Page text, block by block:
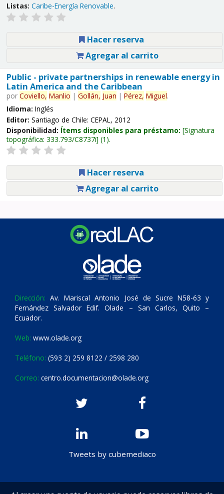
Listas: Caribe-Energía Renovable.
Hacer reserva
Agregar al carrito
Public - private partnerships in renewable energy in
Latin America and the Caribbean
por Coviello, Manlio | Gollán, Juan | Pérez, Miguel.
Idioma: Inglés
Editor: Santiago de Chile: CEPAL, 2012
Disponibilidad: Ítems disponibles para préstamo: Signatura
topográfica: 333.793/C8737i (1).
Hacer reserva
Agregar al carrito
Dirección: Av. Mariscal Antonio José de Sucre N58-63 y
Fernández Salvador Edif. Olade – San Carlos, Quito –
Ecuador.
Web: www.olade.org
Teléfono: (593 2) 259 8122 / 2598 280
Correo: centro.documentacion@olade.org
Tweets by cubemediaco